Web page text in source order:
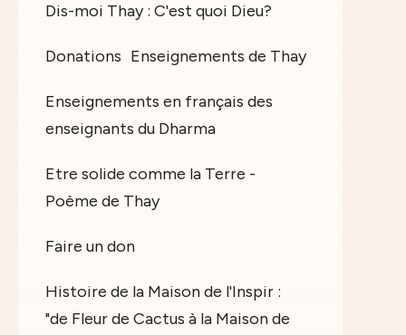
Dis-moi Thay : C'est quoi Dieu?
Donations Enseignements de Thay
Enseignements en français des
enseignants du Dharma
Etre solide comme la Terre -
Poème de Thay
Faire un don
Histoire de la Maison de l'Inspir :
"de Fleur de Cactus à la Maison de